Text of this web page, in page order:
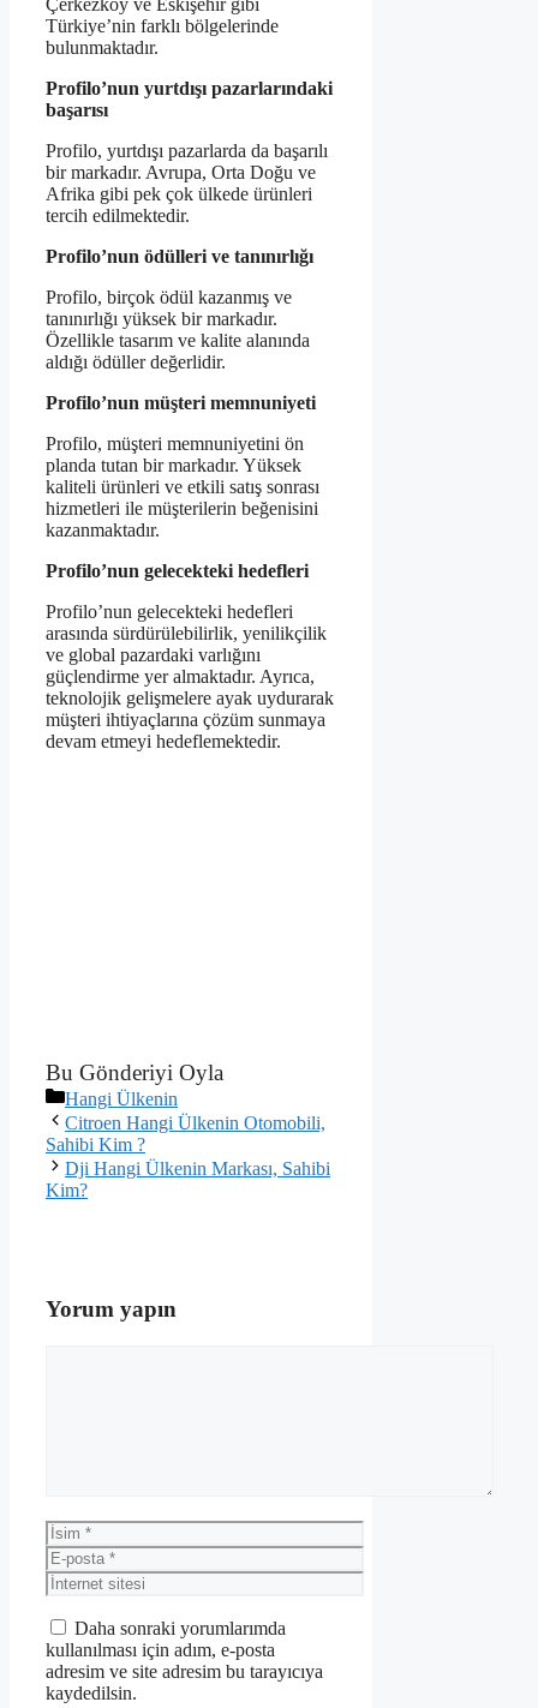
Çerkezköy ve Eskişehir gibi
Türkiye’nin farklı bölgelerinde
bulunmaktadır.
Profilo’nun yurtdışı pazarlarındaki
başarısı
Profilo, yurtdışı pazarlarda da başarılı
bir markadır. Avrupa, Orta Doğu ve
Afrika gibi pek çok ülkede ürünleri
tercih edilmektedir.
Profilo’nun ödülleri ve tanınırlığı
Profilo, birçok ödül kazanmış ve
tanınırlığı yüksek bir markadır.
Özellikle tasarım ve kalite alanında
aldığı ödüller değerlidir.
Profilo’nun müşteri memnuniyeti
Profilo, müşteri memnuniyetini ön
planda tutan bir markadır. Yüksek
kaliteli ürünleri ve etkili satış sonrası
hizmetleri ile müşterilerin beğenisini
kazanmaktadır.
Profilo’nun gelecekteki hedefleri
Profilo’nun gelecekteki hedefleri
arasında sürdürülebilirlik, yenilikçilik
ve global pazardaki varlığını
güçlendirme yer almaktadır. Ayrıca,
teknolojik gelişmelere ayak uydurarak
müşteri ihtiyaçlarına çözüm sunmaya
devam etmeyi hedeflemektedir.
Bu Gönderiyi Oyla
Kategoriler
Hangi Ülkenin
Citroen Hangi Ülkenin Otomobili,
Sahibi Kim ?
Dji Hangi Ülkenin Markası, Sahibi
Kim?
Yorum yapın
İsim
E-
posta
İnternet
sitesi
Daha sonraki yorumlarımda
kullanılması için adım, e-posta
adresim ve site adresim bu tarayıcıya
kaydedilsin.